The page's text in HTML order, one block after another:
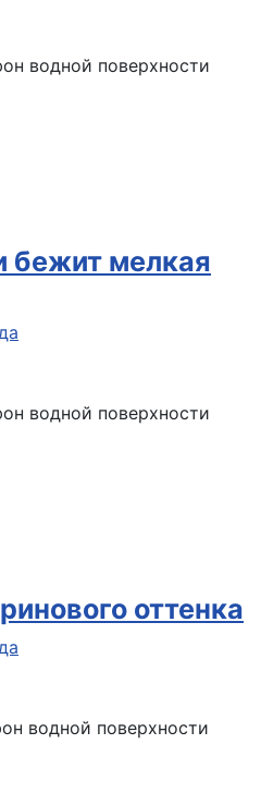
бежит мелкая
оттенка